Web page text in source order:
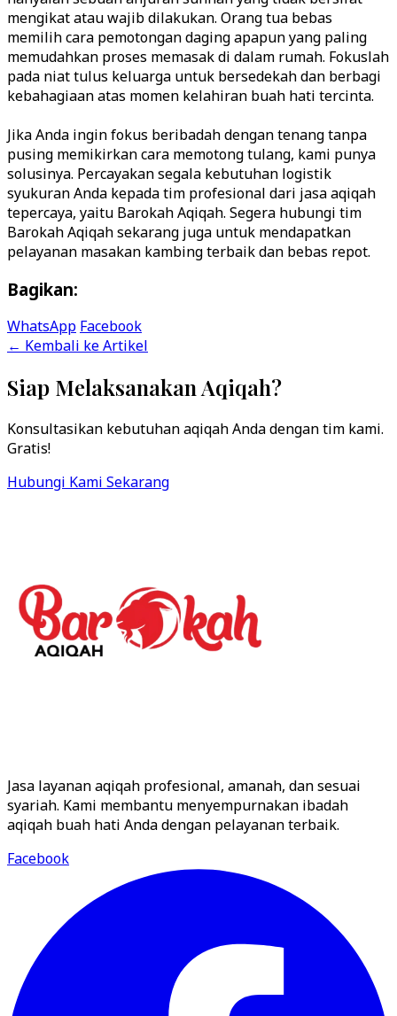
mengikat atau wajib dilakukan. Orang tua bebas
memilih cara pemotongan daging apapun yang paling
memudahkan proses memasak di dalam rumah. Fokuslah
pada niat tulus keluarga untuk bersedekah dan berbagi
kebahagiaan atas momen kelahiran buah hati tercinta.
Jika Anda ingin fokus beribadah dengan tenang tanpa
pusing memikirkan cara memotong tulang, kami punya
solusinya. Percayakan segala kebutuhan logistik
syukuran Anda kepada tim profesional dari jasa aqiqah
tepercaya, yaitu Barokah Aqiqah. Segera hubungi tim
Barokah Aqiqah sekarang juga untuk mendapatkan
Bagikan:
WhatsApp Facebook
← Kembali ke Artikel
Siap Melaksanakan Aqiqah?
Konsultasikan kebutuhan aqiqah Anda dengan tim kami.
Gratis!
Hubungi Kami Sekarang
Jasa layanan aqiqah profesional, amanah, dan sesuai
syariah. Kami membantu menyempurnakan ibadah
aqiqah buah hati Anda dengan pelayanan terbaik.
Facebook